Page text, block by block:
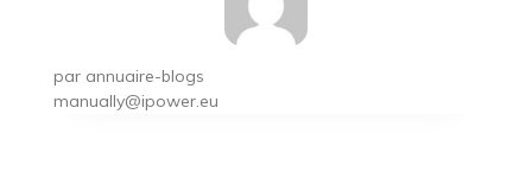
par annuaire-blogs
manually@ipower.eu